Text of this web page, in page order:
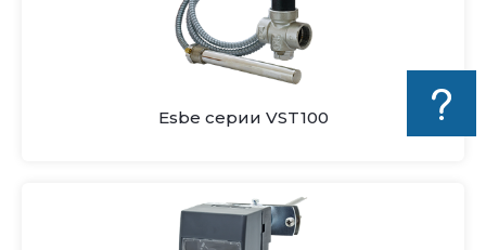
Esbe серии VST100